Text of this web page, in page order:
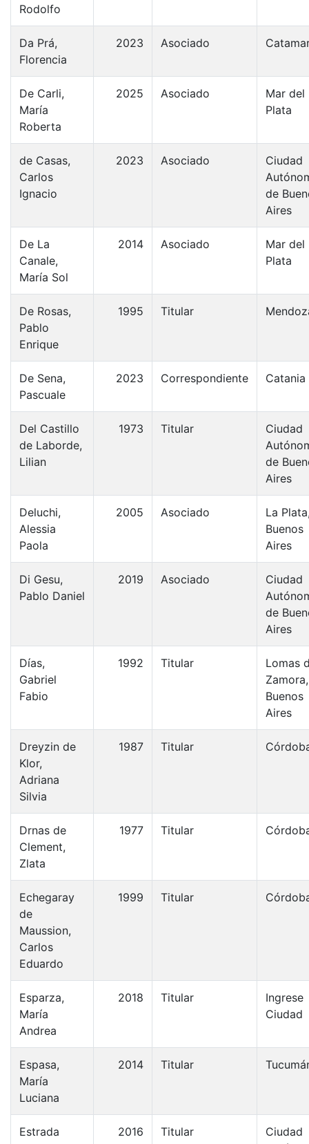
Rodolfo
Da Prá,
Florencia
2023 Asociado
De Carli,
María
Roberta
2025 Asociado
Mar del
Plata
de Casas,
Carlos
Ignacio
2023 Asociado
Ciudad
de
Aires
De La
Canale,
María Sol
2014 Asociado
Mar del
Plata
De Rosas,
Pablo
Enrique
1995 Titular
De Sena,
Pascuale
2023 Correspondiente Catania
Del Castillo
de Laborde,
Lilian
1973 Titular
Ciudad
de
Aires
Deluchi,
Alessia
Paola
2005 Asociado
La
Buenos
Aires
Di Gesu,
Pablo Daniel
2019 Asociado
Ciudad
de
Aires
Días,
Gabriel
Fabio
1992 Titular
Lomas
Zamora,
Buenos
Aires
Dreyzin de
Klor,
Adriana
Silvia
1987 Titular
Drnas de
Clement,
Zlata
1977 Titular
Echegaray
de
Maussion,
Carlos
Eduardo
1999 Titular
Esparza,
María
Andrea
2018 Titular
Ingrese
Ciudad
Espasa,
María
Luciana
2014 Titular
Estrada
2016 Titular
Ciudad